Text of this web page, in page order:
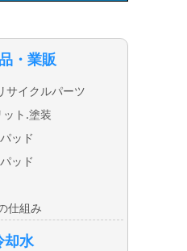
・業販
サイクルパーツ
ット.塗装
ッド
ッド
仕組み
却水